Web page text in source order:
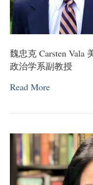
魏忠克 Carsten Vala
政治学系副教授
Read More